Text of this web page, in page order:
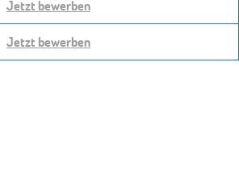
Jetzt bewerben
Jetzt bewerben